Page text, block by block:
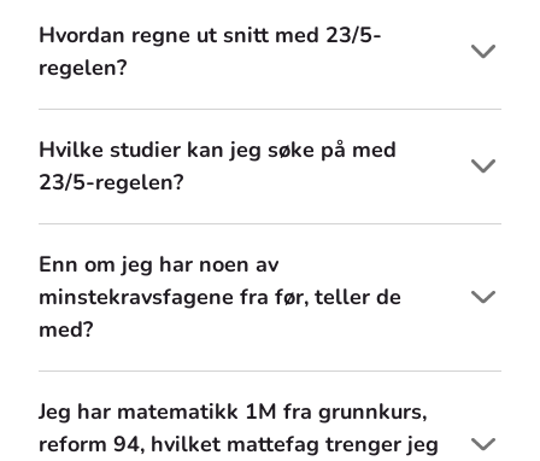
Hvordan regne ut snitt med 23/5-
regelen?
Hvilke studier kan jeg søke på med
23/5-regelen?
Enn om jeg har noen av
minstekravsfagene fra før, teller de
med?
Jeg har matematikk 1M fra grunnkurs,
reform 94, hvilket mattefag trenger jeg